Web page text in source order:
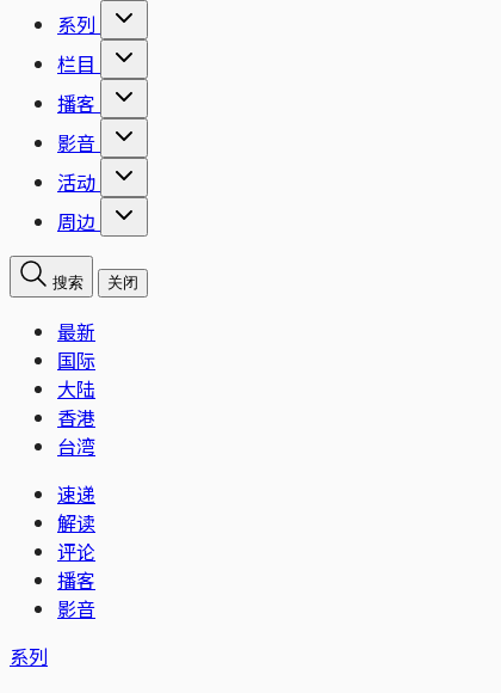
系列
栏目
播客
影音
活动
周边
搜索 关闭
最新
国际
大陆
香港
台湾
速递
解读
评论
播客
影音
系列